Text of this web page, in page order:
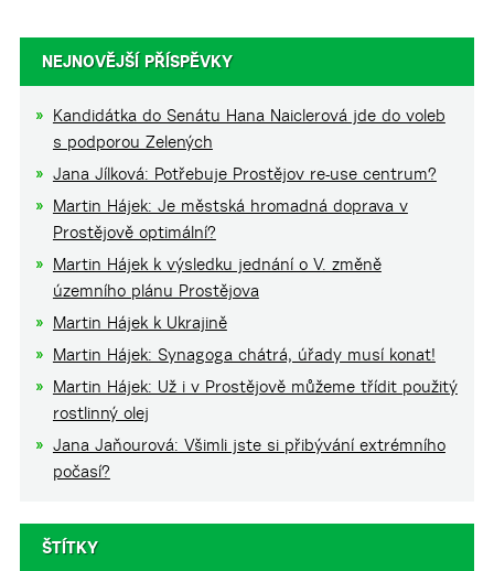
NEJNOVĚJŠÍ PŘÍSPĚVKY
Kandidátka do Senátu Hana Naiclerová jde do voleb
s podporou Zelených
Jana Jílková: Potřebuje Prostějov re-use centrum?
Martin Hájek: Je městská hromadná doprava v
Prostějově optimální?
Martin Hájek k výsledku jednání o V. změně
územního plánu Prostějova
Martin Hájek k Ukrajině
Martin Hájek: Synagoga chátrá, úřady musí konat!
Martin Hájek: Už i v Prostějově můžeme třídit použitý
rostlinný olej
Jana Jaňourová: Všimli jste si přibývání extrémního
počasí?
ŠTÍTKY